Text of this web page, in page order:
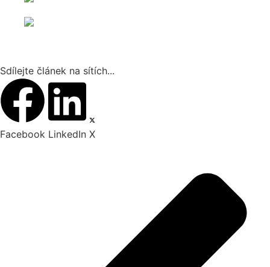
Sdílejte článek na sítích...
Facebook LinkedIn X